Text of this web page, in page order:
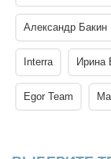
Александр Бакин
Interra Ирина
Egor Team